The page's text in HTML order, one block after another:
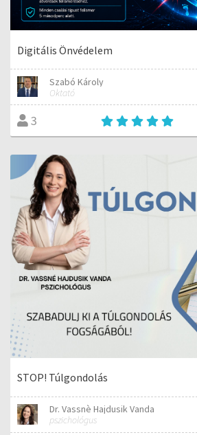
Digitális Önvédelem
Szabó Károly
Oktató
3
STOP! Túlgondolás
Dr. Vassnè Hajdusik Vanda
pszichológus